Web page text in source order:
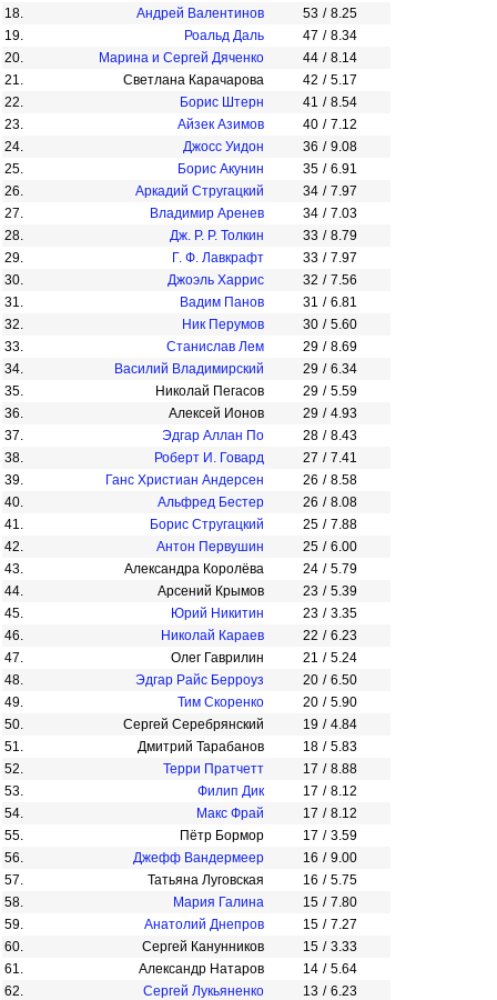
18.
Андрей Валентинов 53 / 8.25
19.
Роальд Даль 47 / 8.34
20.
Марина и Сергей Дяченко 44 / 8.14
21.
Светлана Карачарова 42 / 5.17
22.
Борис Штерн 41 / 8.54
23.
Айзек Азимов 40 / 7.12
24.
Джосс Уидон 36 / 9.08
25.
Борис Акунин 35 / 6.91
26.
Аркадий Стругацкий 34 / 7.97
27.
Владимир Аренев 34 / 7.03
28.
Дж. Р. Р. Толкин 33 / 8.79
29.
Г. Ф. Лавкрафт 33 / 7.97
30.
Джоэль Харрис 32 / 7.56
31.
Вадим Панов 31 / 6.81
32.
Ник Перумов 30 / 5.60
33.
Станислав Лем 29 / 8.69
34.
Василий Владимирский 29 / 6.34
35.
Николай Пегасов 29 / 5.59
36.
Алексей Ионов 29 / 4.93
37.
Эдгар Аллан По 28 / 8.43
38.
Роберт И. Говард 27 / 7.41
39.
Ганс Христиан Андерсен 26 / 8.58
40.
Альфред Бестер 26 / 8.08
41.
Борис Стругацкий 25 / 7.88
42.
Антон Первушин 25 / 6.00
43.
Александра Королёва 24 / 5.79
44.
Арсений Крымов 23 / 5.39
45.
Юрий Никитин 23 / 3.35
46.
Николай Караев 22 / 6.23
47.
Олег Гаврилин 21 / 5.24
48.
Эдгар Райс Берроуз 20 / 6.50
49.
Тим Скоренко 20 / 5.90
50.
Сергей Серебрянский 19 / 4.84
51.
Дмитрий Тарабанов 18 / 5.83
52.
Терри Пратчетт 17 / 8.88
53.
Филип Дик 17 / 8.12
54.
Макс Фрай 17 / 8.12
55.
Пётр Бормор 17 / 3.59
56.
Джефф Вандермеер 16 / 9.00
57.
Татьяна Луговская 16 / 5.75
58.
Мария Галина 15 / 7.80
59.
Анатолий Днепров 15 / 7.27
60.
Сергей Канунников 15 / 3.33
61.
Александр Натаров 14 / 5.64
62.
Сергей Лукьяненко 13 / 6.23